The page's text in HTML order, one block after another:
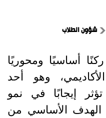
شؤون الطلاب
ركنًا أساسيًا ومحوريًا
وهو أحد
إيجابًا في نمو
الهدف الأساسي من